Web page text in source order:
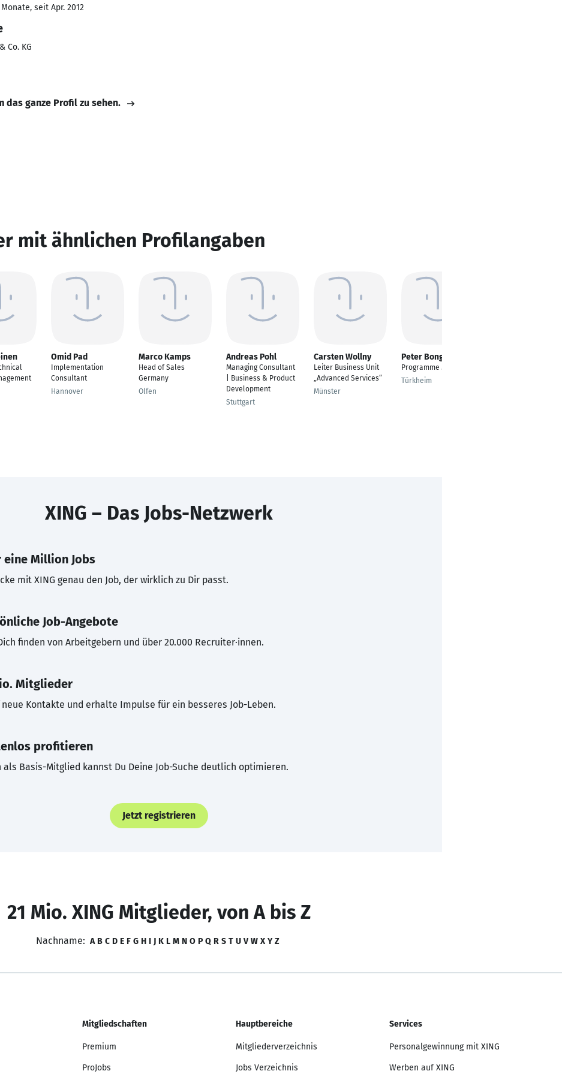
seit Apr. 2012
Co. KG
das ganze Profil zu sehen.
mit ähnlichen Profilangaben
Omid Pad
Implementation
Consultant
Hannover
Marco Kamps
Head of Sales
Germany
Olfen
Andreas Pohl
Managing Consultant
| Business & Product
Development
Stuttgart
Carsten Wollny
Leiter Business Unit
„Advanced Services“
Münster
Peter Bongers
Programme Manager
Türkheim
XING – Das Jobs-Netzwerk
eine Million Jobs
mit XING genau den Job, der wirklich zu Dir passt.
Job-Angebote
finden von Arbeitgebern und über 20.000 Recruiter·innen.
Mitglieder
neue Kontakte und erhalte Impulse für ein besseres Job-Leben.
profitieren
als Basis-Mitglied kannst Du Deine Job-Suche deutlich optimieren.
Jetzt registrieren
21 Mio. XING Mitglieder, von A bis Z
Nachname: A B C D E F G H I J K L M N O P Q R S T U V W X Y Z
Mitgliedschaften
Premium
ProJobs
Hauptbereiche
Mitgliederverzeichnis
Jobs Verzeichnis
Services
Personalgewinnung mit XING
Werben auf XING